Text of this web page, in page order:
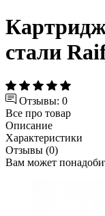
стали
Отзывы: 0
Все про товар
Описание
Характеристики
Отзывы (0)
Вам может